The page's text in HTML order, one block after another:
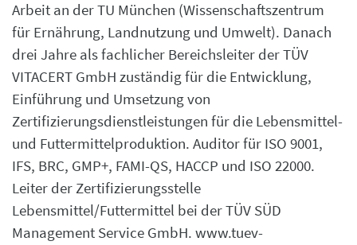
Arbeit an der TU München (Wissenschaftszentrum
für Ernährung, Landnutzung und Umwelt). Danach
drei Jahre als fachlicher Bereichsleiter der TÜV
VITACERT GmbH zuständig für die Entwicklung,
Einführung und Umsetzung von
Zertifizierungsdienstleistungen für die Lebensmittel-
und Futtermittelproduktion. Auditor für ISO 9001,
IFS, BRC, GMP+, FAMI-QS, HACCP und ISO 22000.
Leiter der Zertifizierungsstelle
Lebensmittel/Futtermittel bei der TÜV SÜD
Management Service GmbH. www.tuev-